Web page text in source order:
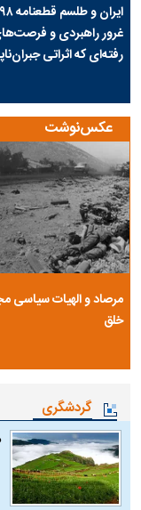
غرور راهبردی و
رفته‌ای که اثراتی
عکس‌نوشت
مرصاد و الهیات سیاسی
خلق
گردشگری